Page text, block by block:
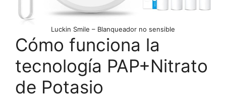
Luckin Smile – Blanqueador no sensible
Cómo funciona la
tecnología PAP+Nitrato
de Potasio